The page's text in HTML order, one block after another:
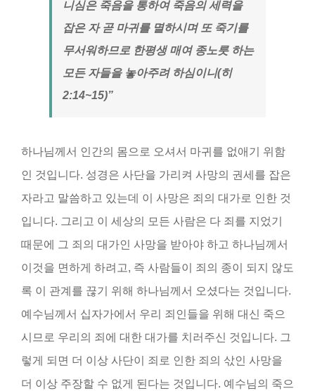
니심은 죽음을 통하여 죽음의 세력을
잡은 자 곧 마귀를 멸하시며 또 죽기를
무서워하므로 한평생 매여 종노릇 하는
모든 자들을 놓아주려 하심이니(히
2:14~15)”
하나님께서 인간의 몸으로 오셔서 마귀를 없애기 위함
인 것입니다. 성경은 사단을 가리켜 사망의 권세를 잡은
자라고 말씀하고 있는데 이 사망은 죄의 대가로 인한 것
입니다. 그리고 이 세상의 모든 사람은 다 죄를 지었기
때문에 그 죄의 대가인 사망을 받아야 하고 하나님께서
이것을 면하게 하려고, 즉 사람들이 죄의 종이 되지 않도
록 이 관계를 끊기 위해 하나님께서 오셨다는 것입니다.
예수님께서 십자가에서 우리 죄인들을 위해 대신 죽으
시므로 우리의 죄에 대한 대가를 치러주신 것입니다. 그
렇게 되면 더 이상 사단이 죄로 인한 죄의 삯인 사망을
더 이상 주장할 수 없게 된다는 것입니다. 예수님의 죽으